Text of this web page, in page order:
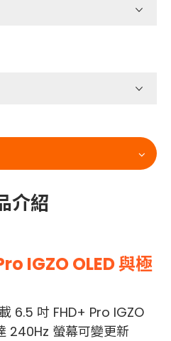
介紹
IGZO OLED 與極
6.5 吋 FHD+ Pro IGZO
240Hz 螢幕可變更新